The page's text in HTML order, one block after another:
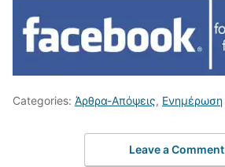
Categories: Άρθρα-Απόψεις, Ενημέρωση
Leave a Comment